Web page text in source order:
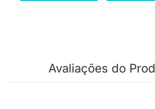
Avaliações do